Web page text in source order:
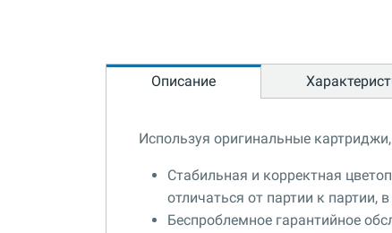
Описание
Используя оригинальные
Стабильная и корректная
отличаться от партии к партии,
Беспроблемное гарантийное